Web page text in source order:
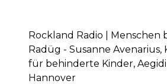
Rockland Radio | Menschen
Radüg - Susanne
für behinderte Kinder,
Hannover